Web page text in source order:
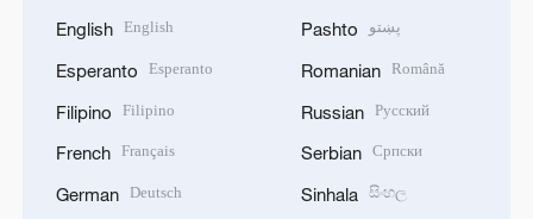
English English
Esperanto Esperanto
Filipino Filipino
French Français
German Deutsch
Pashto پښتو
Romanian Română
Russian Русский
Serbian Српски
Sinhala සිංහල